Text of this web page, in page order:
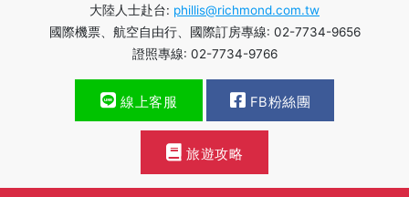
大陸人士赴台: phillis@richmond.com.tw
國際機票、航空自由行、國際訂房專線: 02-7734-9656
證照專線: 02-7734-9766
線上客服 FB粉絲團
旅遊攻略